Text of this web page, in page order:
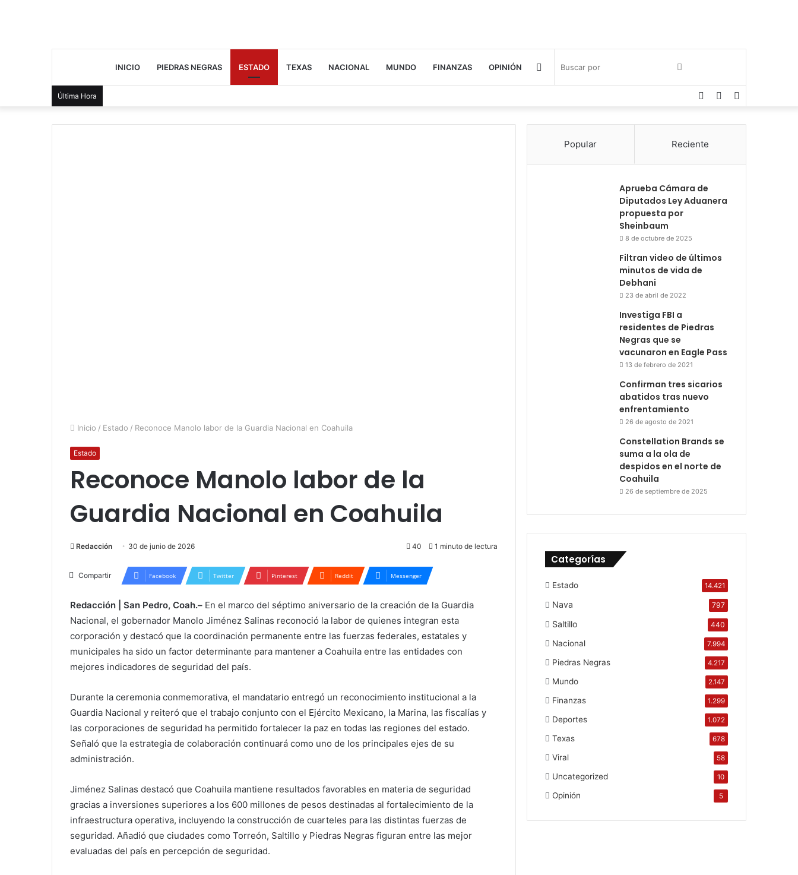
INICIO PIEDRAS NEGRAS ESTADO TEXAS NACIONAL MUNDO FINANZAS OPINIÓN Buscar
Publicación
Última Hora Twitter
Facebook
Inicio / Estado / Reconoce Manolo labor de la Guardia Nacional en Coahuila
Estado
Reconoce Manolo labor de la
Guardia Nacional en Coahuila
Redacción 30 de junio de 2026 40 1 minuto de lectura
Compartir Facebook Twitter Pinterest Reddit Messenger
Redacción | San Pedro, Coah.– En el marco del séptimo aniversario de la creación de la Guardia
Nacional, el gobernador Manolo Jiménez Salinas reconoció la labor de quienes integran esta
corporación y destacó que la coordinación permanente entre las fuerzas federales, estatales y
municipales ha sido un factor determinante para mantener a Coahuila entre las entidades con
mejores indicadores de seguridad del país.
Durante la ceremonia conmemorativa, el mandatario entregó un reconocimiento institucional a la
Guardia Nacional y reiteró que el trabajo conjunto con el Ejército Mexicano, la Marina, las fiscalías y
las corporaciones de seguridad ha permitido fortalecer la paz en todas las regiones del estado.
Señaló que la estrategia de colaboración continuará como uno de los principales ejes de su
administración.
Jiménez Salinas destacó que Coahuila mantiene resultados favorables en materia de seguridad
gracias a inversiones superiores a los 600 millones de pesos destinadas al fortalecimiento de la
infraestructura operativa, incluyendo la construcción de cuarteles para las distintas fuerzas de
seguridad. Añadió que ciudades como Torreón, Saltillo y Piedras Negras figuran entre las mejor
evaluadas del país en percepción de seguridad.
Popular Reciente
Aprueba Cámara de
Diputados Ley Aduanera
propuesta por
Sheinbaum
8 de octubre de 2025
Filtran video de últimos
minutos de vida de
Debhani
23 de abril de 2022
Investiga FBI a
residentes de Piedras
Negras que se
vacunaron en Eagle Pass
13 de febrero de 2021
Confirman tres sicarios
abatidos tras nuevo
enfrentamiento
26 de agosto de 2021
Constellation Brands se
suma a la ola de
despidos en el norte de
Coahuila
26 de septiembre de 2025
Categorías
Estado 14.421
Nava 797
Saltillo 440
Nacional 7.994
Piedras Negras 4.217
Mundo 2.147
Finanzas 1.299
Deportes 1.072
Texas 678
Viral 58
Uncategorized 10
Opinión 5